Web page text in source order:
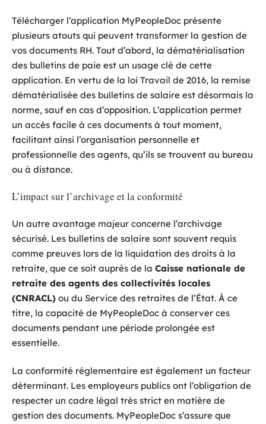
Télécharger l’application MyPeopleDoc présente
plusieurs atouts qui peuvent transformer la gestion de
vos documents RH. Tout d’abord, la dématérialisation
des bulletins de paie est un usage clé de cette
application. En vertu de la loi Travail de 2016, la remise
dématérialisée des bulletins de salaire est désormais la
norme, sauf en cas d’opposition. L’application permet
un accès facile à ces documents à tout moment,
facilitant ainsi l’organisation personnelle et
professionnelle des agents, qu’ils se trouvent au bureau
ou à distance.
L’impact sur l’archivage et la conformité
Un autre avantage majeur concerne l’archivage
sécurisé. Les bulletins de salaire sont souvent requis
comme preuves lors de la liquidation des droits à la
retraite, que ce soit auprès de la Caisse nationale de
retraite des agents des collectivités locales
(CNRACL) ou du Service des retraites de l’État. À ce
titre, la capacité de MyPeopleDoc à conserver ces
documents pendant une période prolongée est
essentielle.
La conformité réglementaire est également un facteur
déterminant. Les employeurs publics ont l’obligation de
respecter un cadre légal très strict en matière de
gestion des documents. MyPeopleDoc s’assure que